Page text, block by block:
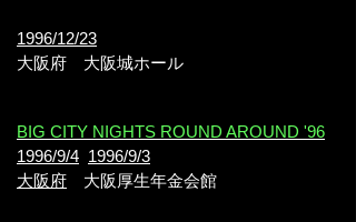
1996/12/23
大阪府 大阪城ホール
BIG CITY NIGHTS ROUND AROUND '96
1996/9/4 1996/9/3
大阪府 大阪厚生年金会館